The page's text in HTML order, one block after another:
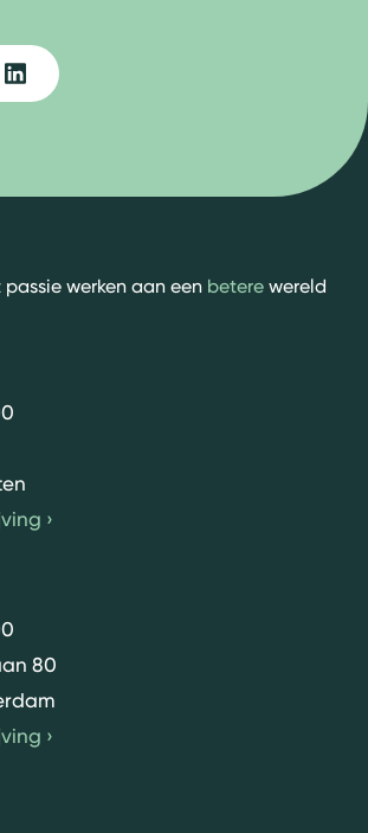
passie werken aan een beterewereld
›
80
›